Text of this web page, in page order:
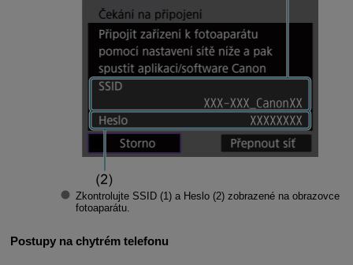
Zkontrolujte SSID(1) a Heslo(2) zobrazené na obrazovce
fotoaparátu.
Postupy na chytrém telefonu